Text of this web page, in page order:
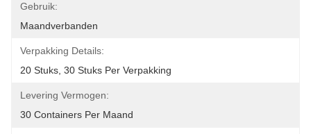
Gebruik:
Maandverbanden
Verpakking Details:
20 Stuks, 30 Stuks Per Verpakking
Levering Vermogen:
30 Containers Per Maand